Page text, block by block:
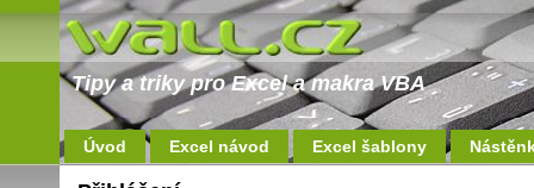
Tipy a triky pro Excel a makra VBA
Úvod Excel návod Excel šablony